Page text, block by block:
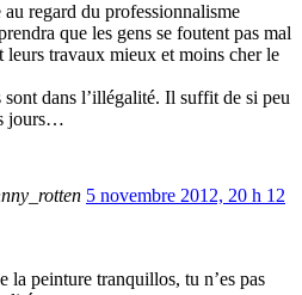
regard du professionnalisme
que les gens se foutent pas mal
leurs travaux mieux et moins cher le
dans l’illégalité. Il suffit de si peu
jours…
5 novembre 2012, 20 h 12
la peinture tranquillos, tu n’es pas